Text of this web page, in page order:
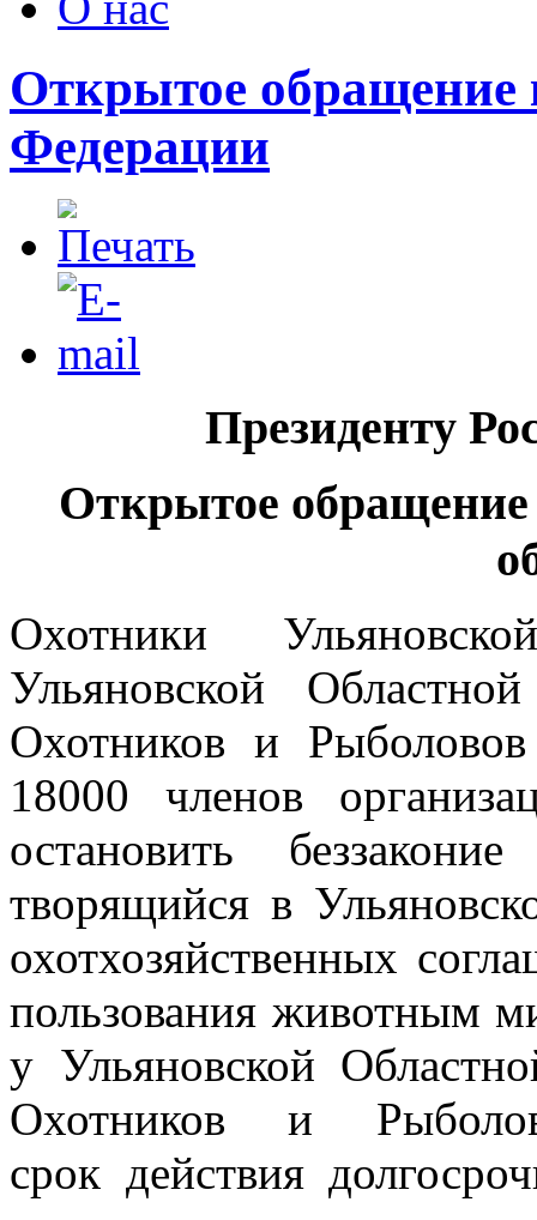
Открытое обращение
Федерации
Президенту
Открытое
Охотники
Ульяновской
Охотников и
18000 членов
остановить
творящийся в
охотхозяйственных
пользования животным
у Ульяновской
Охотников и
срок действия